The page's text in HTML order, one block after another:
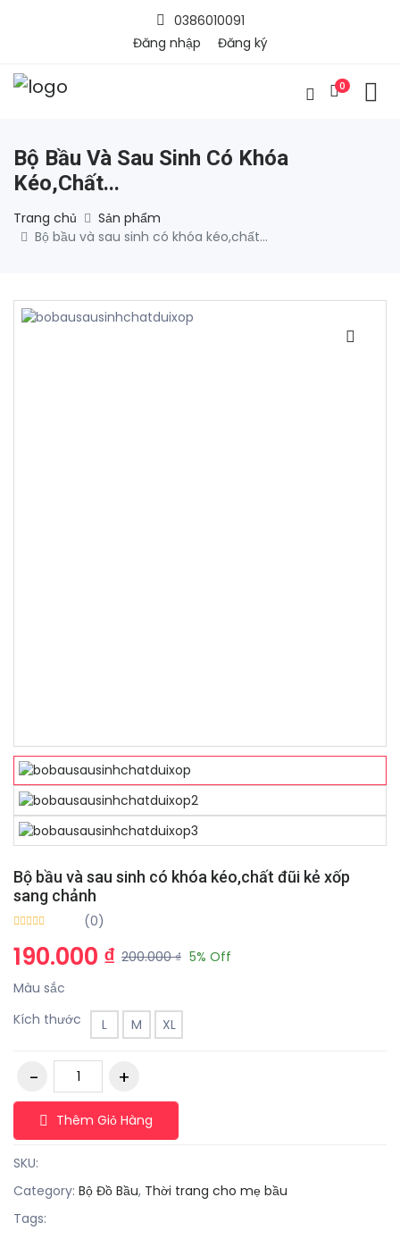
0386010091
Đăng nhập
Đăng ký
0
Bộ Bầu Và Sau Sinh Có Khóa
Kéo,chất...
Trang chủ
Sản phẩm
Bộ bầu và sau sinh có khóa kéo,chất...
Bộ bầu và sau sinh có khóa kéo,chất đũi kẻ xốp
sang chảnh
(0)
190.000 ₫ 200.000 ₫ 5% Off
Màu sắc
Kích thước
L M XL
Thêm Giỏ Hàng
SKU:
Category: Bộ Đồ Bầu, Thời trang cho mẹ bầu
Tags: